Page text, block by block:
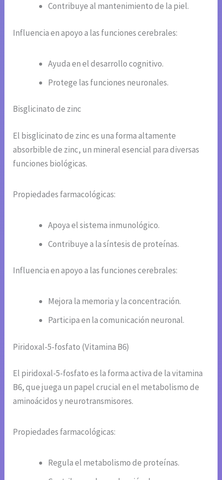
Contribuye al mantenimiento de la piel.
Influencia en apoyo a las funciones cerebrales:
Ayuda en el desarrollo cognitivo.
Protege las funciones neuronales.
Bisglicinato de zinc
El bisglicinato de zinc es una forma altamente
absorbible de zinc, un mineral esencial para diversas
funciones biológicas.
Propiedades farmacológicas:
Apoya el sistema inmunológico.
Contribuye a la síntesis de proteínas.
Influencia en apoyo a las funciones cerebrales:
Mejora la memoria y la concentración.
Participa en la comunicación neuronal.
Piridoxal-5-fosfato (Vitamina B6)
El piridoxal-5-fosfato es la forma activa de la vitamina
B6, que juega un papel crucial en el metabolismo de
aminoácidos y neurotransmisores.
Propiedades farmacológicas:
Regula el metabolismo de proteínas.